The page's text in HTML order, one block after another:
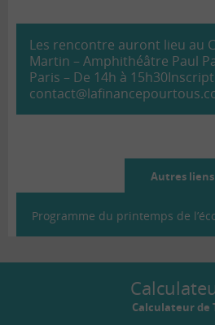
Les rencontre auront lieu au
Martin – Amphithéâtre Paul
Paris – De 14h à 15h30
Autres liens
Programme du printemps de
Calculateur de